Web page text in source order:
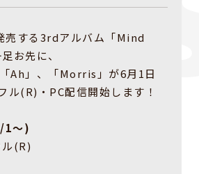
売する3rdアルバム「Mind
お先に、
Ah」、「Morris」が6月1日
ル(R)・PC配信開始します！
1〜)
ル(R)